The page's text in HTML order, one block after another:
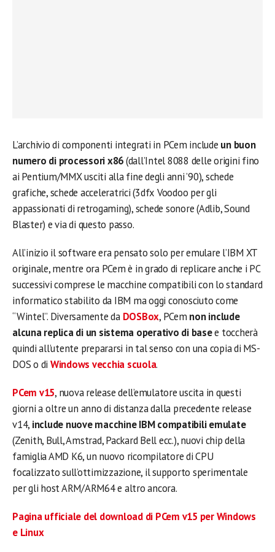
L’archivio di componenti integrati in PCem include un buon
numero di processori x86(dall’Intel 8088 delle origini fino
ai Pentium/MMX usciti alla fine degli anni ’90), schede
grafiche, schede acceleratrici (3dfx Voodoo per gli
appassionati di retrogaming), schede sonore (Adlib, Sound
Blaster) e via di questo passo.
All’inizio il software era pensato solo per emulare l’IBM XT
originale, mentre ora PCem è in grado di replicare anche i PC
successivi comprese le macchine compatibili con lo standard
informatico stabilito da IBM ma oggi conosciuto come
“Wintel”. Diversamente da DOSBox, PCem non include
alcuna replica di un sistema operativo di basee toccherà
quindi all’utente prepararsi in tal senso con una copia di MS-
DOS o di Windows vecchia scuola.
PCem v15, nuova release dell’emulatore uscita in questi
giorni a oltre un anno di distanza dalla precedente release
v14, include nuove macchine IBM compatibili emulate
(Zenith, Bull, Amstrad, Packard Bell ecc.), nuovi chip della
famiglia AMD K6, un nuovo ricompilatore di CPU
focalizzato sull’ottimizzazione, il supporto sperimentale
per gli host ARM/ARM64 e altro ancora.
Pagina ufficiale del download di PCem v15 per Windows
e Linux